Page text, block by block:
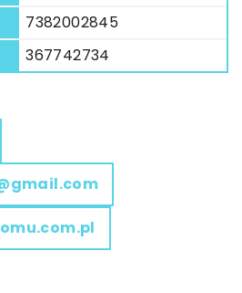
7382002845
367742734